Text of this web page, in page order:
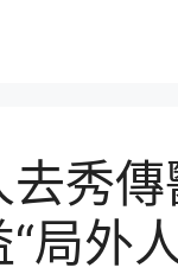
去秀
局外